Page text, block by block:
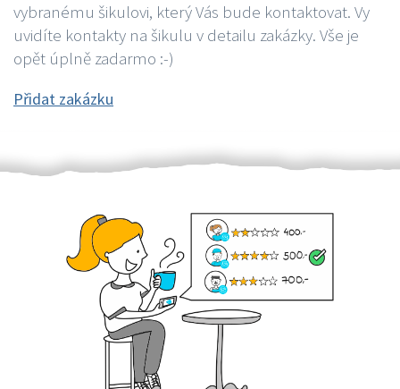
vybranému šikulovi, který Vás bude kontaktovat. Vy
uvidíte kontakty na šikulu v detailu zakázky. Vše je
opět úplně zadarmo :-)
Přidat zakázku